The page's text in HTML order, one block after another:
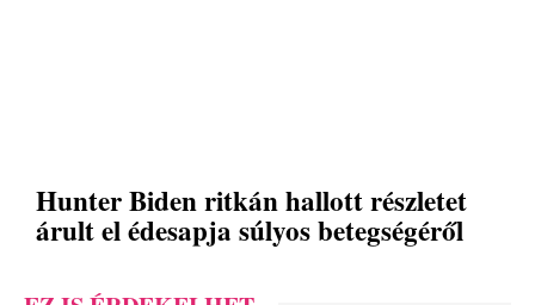
Hunter Biden ritkán hallott részletet
árult el édesapja súlyos betegségéről